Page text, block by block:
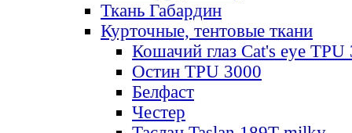
Ткань Габардин
Курточные, тентовые ткани
Кошачий глаз Cat's eye TPU
Остин TPU 3000
Белфаст
Честер